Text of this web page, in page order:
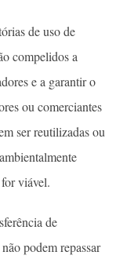
de uso de
compelidos a
e a garantir o
ou comerciantes
ser reutilizadas ou
viável.
de
podem repassar